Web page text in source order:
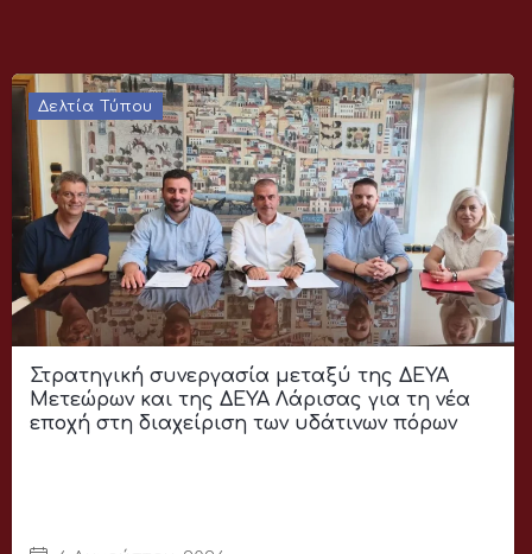
Δελτία Τύπου
Στρατηγική συνεργασία μεταξύ της ΔΕΥΑ
Μετεώρων και της ΔΕΥΑ Λάρισας για τη νέα
εποχή στη διαχείριση των υδάτινων πόρων